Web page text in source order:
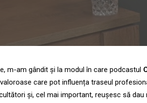
m-am gândit și la modul în care podcastul
care pot influența traseul
și, cel mai important, reușesc să dau